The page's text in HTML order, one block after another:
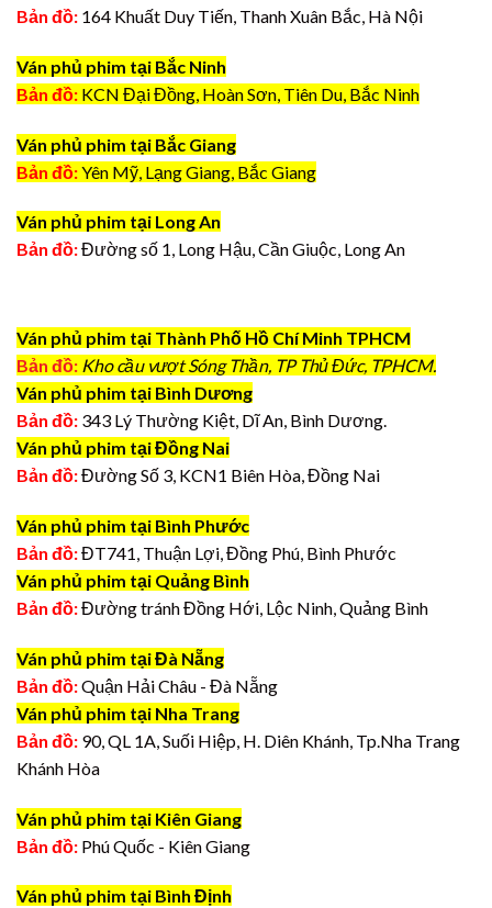
Bản đồ: 164 Khuất Duy Tiến, Thanh Xuân Bắc, Hà Nội
Ván phủ phim tại Bắc Ninh
Bản đồ: KCN Đại Đồng, Hoàn Sơn, Tiên Du, Bắc Ninh
Ván phủ phim tại Bắc Giang
Bản đồ:Yên Mỹ, Lạng Giang, Bắc Giang
Ván phủ phim tại Long An
Bản đồ:Đường số 1, Long Hậu, Cần Giuộc, Long An
Ván phủ phim tại Thành Phố Hồ Chí Minh TPHCM
Bản đồ: Kho cầu vượt Sóng Thần, TP Thủ Đức, TPHCM.
Ván phủ phim tại Bình Dương
Bản đồ: 343 Lý Thường Kiệt, Dĩ An, Bình Dương.
Ván phủ phim tại Đồng Nai
Bản đồ:Đường Số 3, KCN1 Biên Hòa, Đồng Nai
Ván phủ phim tại Bình Phước
Bản đồ:ĐT741, Thuận Lợi, Đồng Phú, Bình Phước
Ván phủ phim tại Quảng Bình
Bản đồ:Đường tránh Đồng Hới, Lộc Ninh, Quảng Bình
Ván phủ phim tại Đà Nẵng
Bản đồ:Quận Hải Châu - Đà Nẵng
Ván phủ phim tại Nha Trang
Bản đồ: 90, QL 1A, Suối Hiệp, H. Diên Khánh, Tp.Nha Trang
Khánh Hòa
Ván phủ phim tại Kiên Giang
Bản đồ: Phú Quốc - Kiên Giang
Ván phủ phim tại Bình Định